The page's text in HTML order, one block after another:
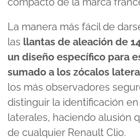
La manera más fácil de
las llantas de aleación de
un diseño específico para
sumado a los zócalos
los más observadores
distinguir la identificación
laterales, haciendo alusión
de cualquier Renault Clio.